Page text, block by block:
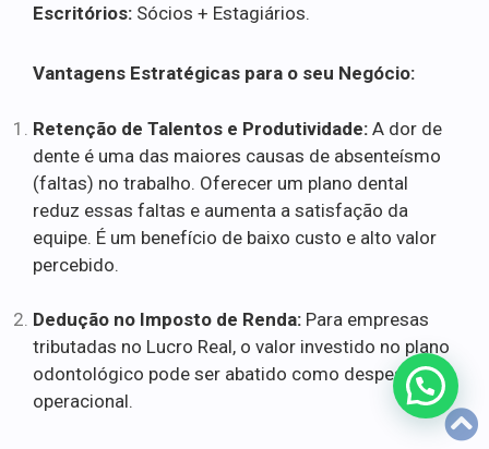
Escritórios: Sócios + Estagiários.
Vantagens Estratégicas para o seu Negócio:
Retenção de Talentos e Produtividade: A dor de
dente é uma das maiores causas de absenteísmo
(faltas) no trabalho. Oferecer um plano dental
reduz essas faltas e aumenta a satisfação da
equipe. É um benefício de baixo custo e alto valor
percebido.
Dedução no Imposto de Renda: Para empresas
tributadas no Lucro Real, o valor investido no plano
odontológico pode ser abatido como despesa
operacional.